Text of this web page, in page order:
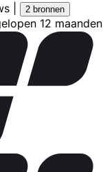
2 bronnen
12 maanden